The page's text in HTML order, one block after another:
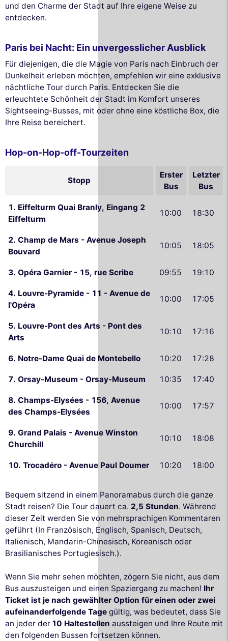
und den Charme der Stadt auf Ihre eigene Weise zu
entdecken.
Paris bei Nacht: Ein unvergesslicher Ausblick
Für diejenigen, die die Magie von Paris nach Einbruch der
Dunkelheit erleben möchten, empfehlen wir eine exklusive
nächtliche Tour durch Paris. Entdecken Sie die
erleuchtete Schönheit der Stadt im Komfort unseres
Sightseeing-Busses, mit oder ohne eine köstliche Box, die
Ihre Reise bereichert.
Hop-on-Hop-off-Tourzeiten
Stopp
Erster
Bus
Letzter
Bus
1. Eiffelturm Quai Branly, Eingang 2
Eiffelturm
10:00 18:30
2. Champ de Mars - Avenue Joseph
Bouvard
10:05 18:05
3. Opéra Garnier - 15, rue Scribe 09:55 19:10
4. Louvre-Pyramide - 11 - Avenue de
l'Opéra
10:00 17:05
5. Louvre-Pont des Arts - Pont des
Arts
10:10 17:16
6. Notre-Dame Quai de Montebello 10:20 17:28
7. Orsay-Museum - Orsay-Museum 10:35 17:40
8. Champs-Elysées - 156, Avenue
des Champs-Elysées
10:00 17:57
9. Grand Palais - Avenue Winston
Churchill
10:10 18:08
10. Trocadéro - Avenue Paul Doumer 10:20 18:00
Bequem sitzend in einem Panoramabus durch die ganze
Stadt reisen? Die Tour dauert ca. 2,5 Stunden. Während
dieser Zeit werden Sie von mehrsprachigen Kommentaren
geführt (In Französisch, Englisch, Spanisch, Deutsch,
Italienisch, Mandarin-Chinesisch, Koreanisch oder
Brasilianisches Portugiesisch.).
Wenn Sie mehr sehen möchten, zögern Sie nicht, aus dem
Bus auszusteigen und einen Spaziergang zu machen! Ihr
Ticket ist je nach gewählter Option für einen oder zwei
aufeinanderfolgende Tage gültig, was bedeutet, dass Sie
an jeder der 10 Haltestellen aussteigen und Ihre Route mit
den folgenden Bussen fortsetzen können.